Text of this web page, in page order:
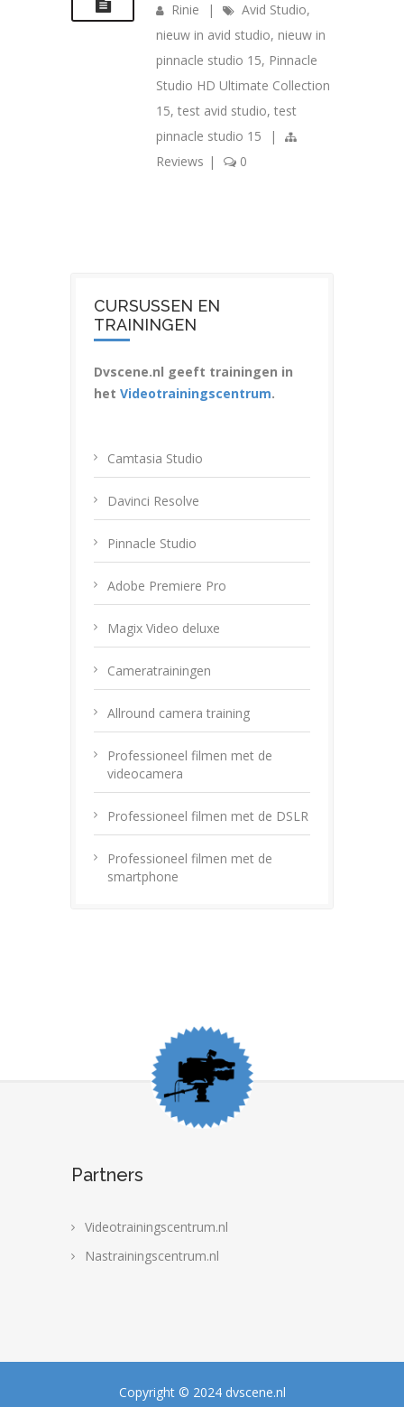
Rinie | Avid Studio,
nieuw in avid studio, nieuw in
pinnacle studio 15, Pinnacle
Studio HD Ultimate Collection
15, test avid studio, test
pinnacle studio 15
|
Reviews | 0
CURSUSSEN EN
TRAININGEN
Dvscene.nl geeft trainingen in
het Videotrainingscentrum.
Camtasia Studio
Davinci Resolve
Pinnacle Studio
Adobe Premiere Pro
Magix Video deluxe
Cameratrainingen
Allround camera training
Professioneel filmen met de
videocamera
Professioneel filmen met de DSLR
Professioneel filmen met de
smartphone
Partners
Videotrainingscentrum.nl
Nastrainingscentrum.nl
Copyright © 2024 dvscene.nl